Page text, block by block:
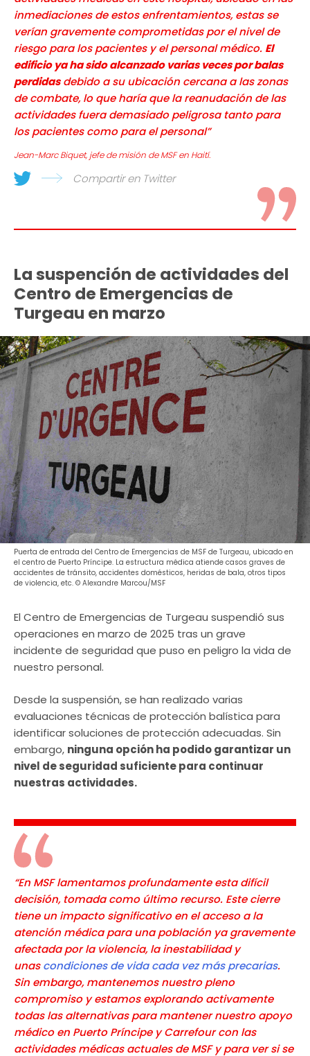
inmediaciones de estos enfrentamientos, estas se
verían gravemente comprometidas por el nivel de
riesgo para los pacientes y el personal médico. El
edificio ya ha sido alcanzado varias veces por balas
perdidasdebido a su ubicación cercana a las zonas
de combate, lo que haría que la reanudación de las
actividades fuera demasiado peligrosa tanto para
los pacientes como para el personal”
Jean-Marc Biquet, jefe de misión de MSF en Haití.
Compartir en Twitter
La suspención de actividades del
Centro de Emergencias de
Turgeau en marzo
Puerta de entrada del Centro de Emergencias de MSF de Turgeau, ubicado en
el centro de Puerto Príncipe. La estructura médica atiende casos graves de
accidentes de tránsito, accidentes domésticos, heridas de bala, otros tipos
de violencia, etc. © Alexandre Marcou/MSF
El Centro de Emergencias de Turgeau suspendió sus
operaciones en marzo de 2025 tras un grave
incidente de seguridad que puso en peligro la vida de
nuestro personal.
Desde la suspensión, se han realizado varias
evaluaciones técnicas de protección balística para
identificar soluciones de protección adecuadas. Sin
embargo, ninguna opción ha podido garantizar un
nivel de seguridad suficiente para continuar
nuestras actividades.
“En MSF lamentamos profundamente esta difícil
decisión, tomada como último recurso. Este cierre
tiene un impacto significativo en el acceso a la
atención médica para una población ya gravemente
afectada por la violencia, la inestabilidad y
unascondiciones de vida cada vez más precarias.
Sin embargo, mantenemos nuestro pleno
compromiso y estamos explorando activamente
todas las alternativas para mantener nuestro apoyo
médico en Puerto Príncipe y Carrefour con las
actividades médicas actuales de MSF y para ver si se